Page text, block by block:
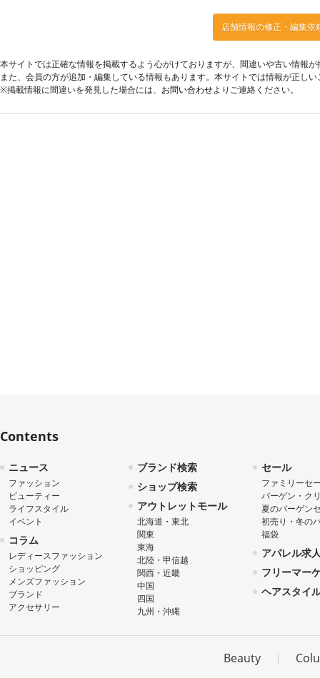
店舗情報の修正・編集依
本サイトでは正確な情報を掲載するよう心がけておりますが、間違いや古い情報
また、会員の方が追加・編集している情報もあります。本サイトでは情報が正し
※掲載情報に間違いを発見した場合には、 お問い合わせよりご連絡ください。
Contents
ニュース
ファッション
ビューティー
ライフスタイル
イベント
コラム
レディースファッション
ショッピング
メンズファッション
ブランド
アクセサリー
ブランド検索
ショップ検索
アウトレットモール
北海道・東北
関東
東海
北陸・甲信越
関西・近畿
中国
四国
九州・沖縄
セール
ファミリーセ
バーゲン・ク
夏のバーゲン
初売り・冬の
福袋
アパレル求
フリーマー
ヘアスタイ
Beauty